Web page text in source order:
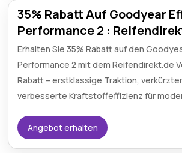
35% Rabatt Auf Goodyear
Performance 2 :
Erhalten Sie 35% Rabatt auf den
Performance 2 mit dem Reifendirekt.de
Rabatt – erstklassige Traktion,
verbesserte Kraftstoffeffizienz für
Angebot erhalten